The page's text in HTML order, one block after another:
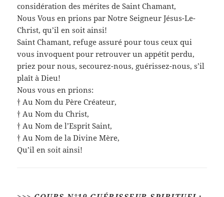
considération des mérites de Saint Chamant,
Nous Vous en prions par Notre Seigneur Jésus-Le-
Christ, qu’il en soit ainsi!
Saint Chamant, refuge assuré pour tous ceux qui
vous invoquent pour retrouver un appétit perdu,
priez pour nous, secourez-nous, guérissez-nous, s’il
plaît à Dieu!
Nous vous en prions:
† Au Nom du Père Créateur,
† Au Nom du Christ,
† Au Nom de l’Esprit Saint,
† Au Nom de la Divine Mère,
Qu’il en soit ainsi!